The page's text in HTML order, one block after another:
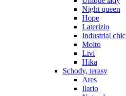
Night queen
Hope
Laterizio
Industrial chic
Molto
Livi
Hika
Schody, terasy
Ares
Ilario